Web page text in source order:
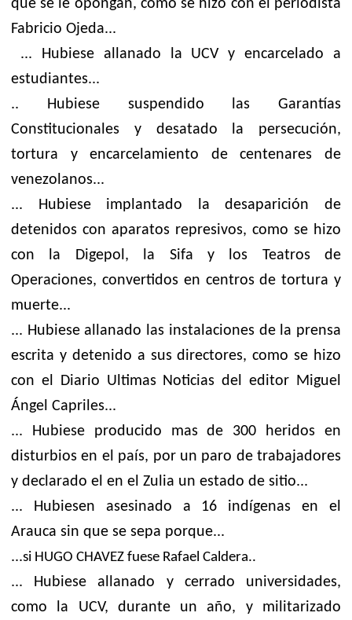
que se le opongan, como se hizo con el periodista
Fabricio Ojeda...
... Hubiese allanado la UCV y encarcelado a
estudiantes...
.. Hubiese suspendido las Garantías
Constitucionales y desatado la persecución,
tortura y encarcelamiento de centenares de
venezolanos...
... Hubiese implantado la desaparición de
detenidos con aparatos represivos, como se hizo
con la Digepol, la Sifa y los Teatros de
Operaciones, convertidos en centros de tortura y
muerte...
... Hubiese allanado las instalaciones de la prensa
escrita y detenido a sus directores, como se hizo
con el Diario Ultimas Noticias del editor Miguel
Ángel Capriles...
... Hubiese producido mas de 300 heridos en
disturbios en el país, por un paro de trabajadores
y declarado el en el Zulia un estado de sitio...
... Hubiesen asesinado a 16 indígenas en el
Arauca sin que se sepa porque...
...si HUGO CHAVEZ fuese Rafael Caldera..
... Hubiese allanado y cerrado universidades,
como la UCV, durante un año, y militarizado